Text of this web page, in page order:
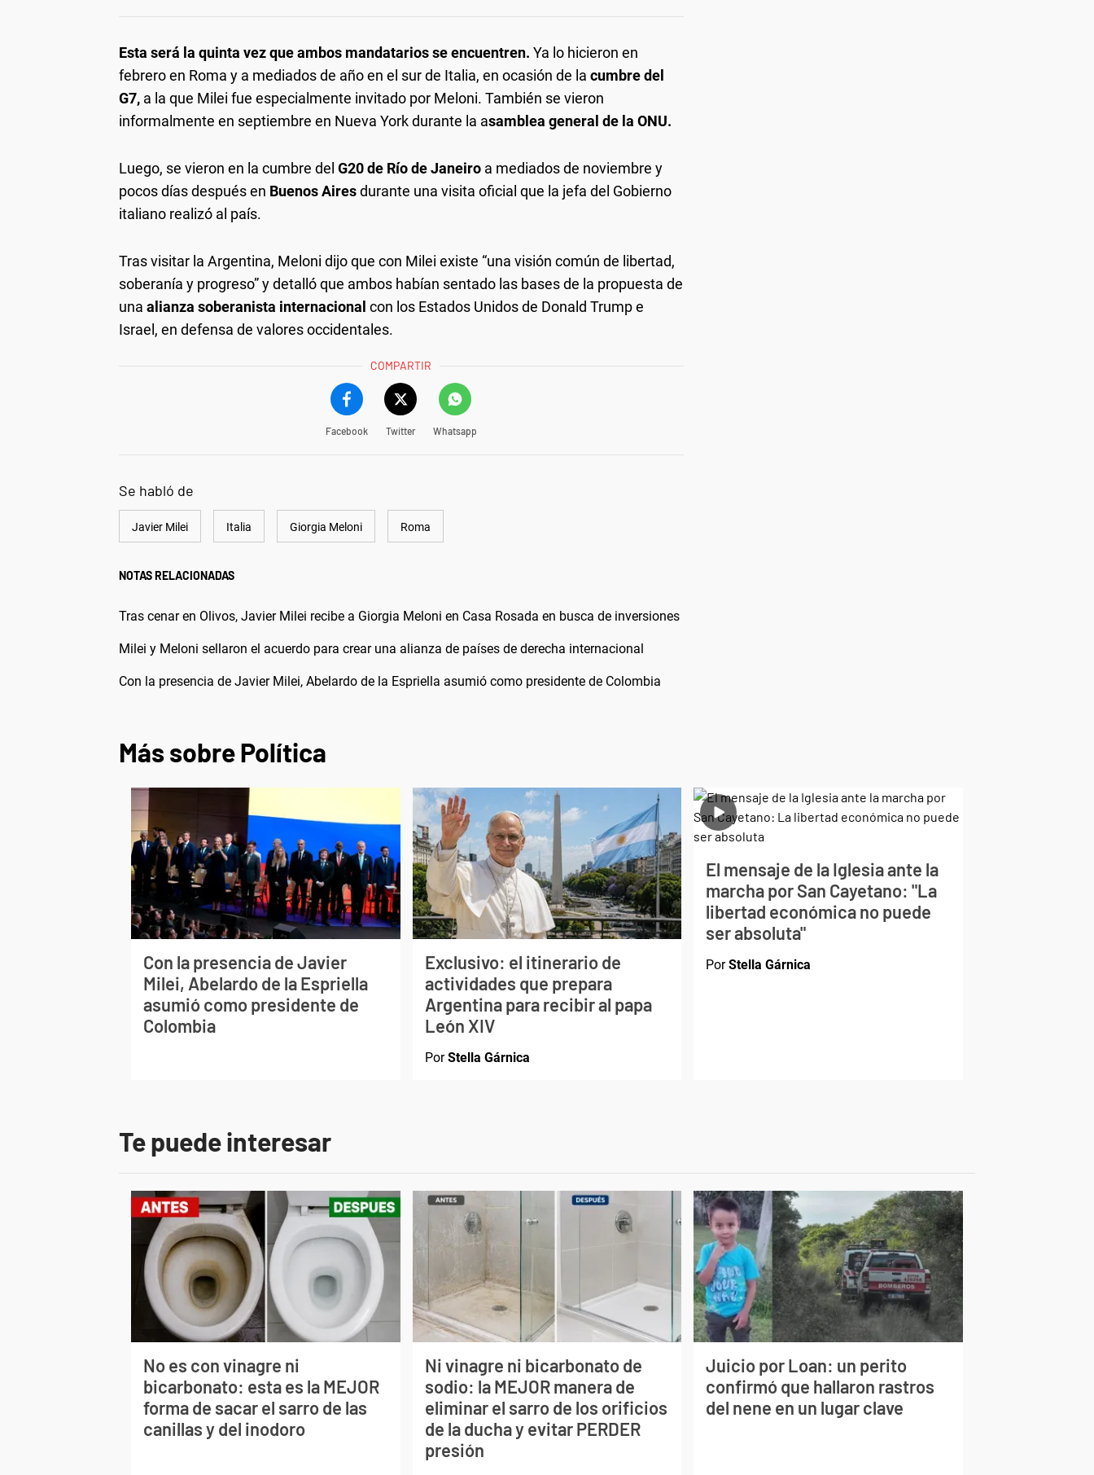
Esta será la quinta vez que ambos mandatarios se encuentren. Ya lo hicieron en
febrero en Roma y a mediados de año en el sur de Italia, en ocasión de la cumbre del
G7, a la que Milei fue especialmente invitado por Meloni. También se vieron
informalmente en septiembre en Nueva York durante la asamblea general de la ONU.
Luego, se vieron en la cumbre del G20 de Ríode Janeiro a mediados de noviembre y
pocos días después en Buenos Airesdurante una visita oficial que la jefa del Gobierno
italiano realizó al país.
Tras visitar la Argentina, Meloni dijo que con Milei existe “una visión común de libertad,
soberanía y progreso” y detalló que ambos habían sentado las bases de la propuesta de
una alianza soberanista internacional con los Estados Unidos de Donald Trump e
Israel, en defensa de valores occidentales.
COMPARTIR
Facebook Twitter Whatsapp
Se habló de
Javier Milei Italia Giorgia Meloni Roma
NOTAS RELACIONADAS
Tras cenar en Olivos, Javier Milei recibe a Giorgia Meloni en Casa Rosada en busca de inversiones
Milei y Meloni sellaron el acuerdo para crear una alianza de países de derecha internacional
Con la presencia de Javier Milei, Abelardo de la Espriella asumió como presidente de Colombia
Más sobre Política
Con la presencia de Javier
Milei, Abelardo de la Espriella
asumió como presidente de
Colombia
Exclusivo: el itinerario de
actividades que prepara
Argentina para recibir al papa
León XIV
PorStella Gárnica
El mensaje de la Iglesia ante la
marcha por San Cayetano: "La
libertad económica no puede
ser absoluta"
PorStella Gárnica
Te puede interesar
No es con vinagre ni
bicarbonato: esta es la MEJOR
forma de sacar el sarro de las
canillas y del inodoro
Ni vinagre ni bicarbonato de
sodio: la MEJOR manera de
eliminar el sarro de los orificios
de la ducha y evitar PERDER
presión
Juicio por Loan: un perito
confirmó que hallaron rastros
del nene en un lugar clave